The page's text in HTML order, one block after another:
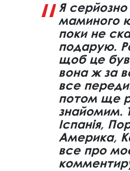
Я
маминого
поки не
подарую.
щоб це
вона ж за
все
потом ще
знайомим.
Іспанія,
Америка,
все про